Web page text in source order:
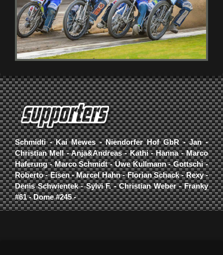
Schmidti - Kai Mewes - Niendorfer Hof GbR - Jan -
Christian Mell - Anja&Andreas - Kathi - Hanna - Marco
Haferung - Marco Schmidt - Uwe Kullmann - Gottschi -
Roberto - Eisen - Marcel Hahn - Florian Schack - Rexy -
Denis Schwientek - Sylvi F. - Christian Weber - Franky
#61 - Dome #245 -